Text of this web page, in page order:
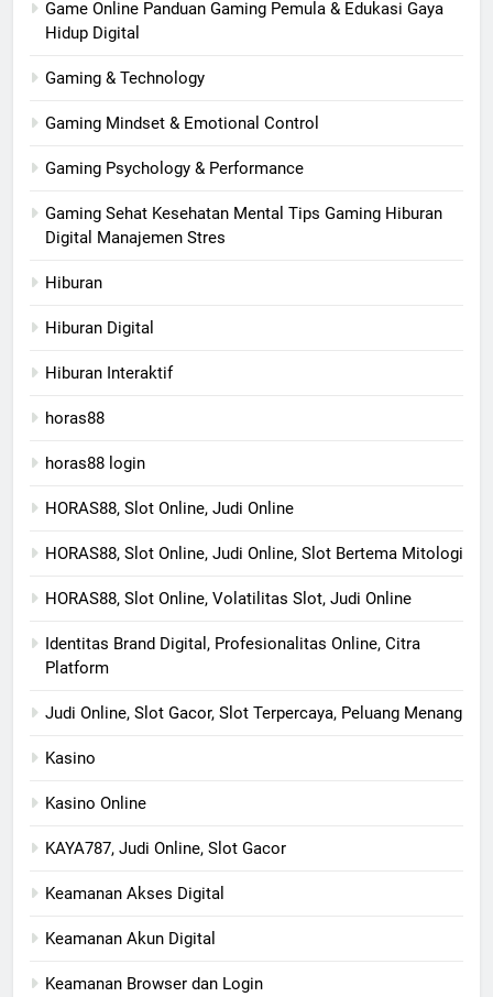
Game Online Panduan Gaming Pemula & Edukasi Gaya
Hidup Digital
Gaming & Technology
Gaming Mindset & Emotional Control
Gaming Psychology & Performance
Gaming Sehat Kesehatan Mental Tips Gaming Hiburan
Digital Manajemen Stres
Hiburan
Hiburan Digital
Hiburan Interaktif
horas88
horas88 login
HORAS88, Slot Online, Judi Online
HORAS88, Slot Online, Judi Online, Slot Bertema Mitologi
HORAS88, Slot Online, Volatilitas Slot, Judi Online
Identitas Brand Digital, Profesionalitas Online, Citra
Platform
Judi Online, Slot Gacor, Slot Terpercaya, Peluang Menang
Kasino
Kasino Online
KAYA787, Judi Online, Slot Gacor
Keamanan Akses Digital
Keamanan Akun Digital
Keamanan Browser dan Login